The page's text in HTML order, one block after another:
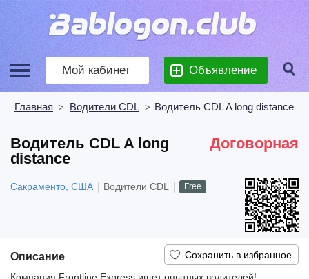
Мой кабинет Объявление
Главная > Водители CDL > Водитель CDL A long distance
Договорная
Водитель CDL A long
distance
Сакраменто, США Водители CDL Free
Описание